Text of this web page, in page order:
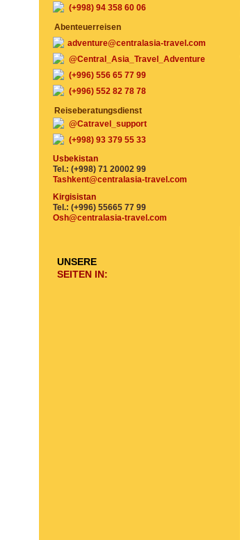
(+998) 94 358 60 06
Abenteuerreisen
adventure@centralasia-travel.com
@Central_Asia_Travel_Adventure
(+996) 556 65 77 99
(+996) 552 82 78 78
Reiseberatungsdienst
@Catravel_support
(+998) 93 379 55 33
Usbekistan
Tel.: (+998) 71 20002 99
Tashkent@centralasia-travel.com
Kirgisistan
Tel.: (+996) 55665 77 99
Osh@centralasia-travel.com
UNSERE
SEITEN IN: